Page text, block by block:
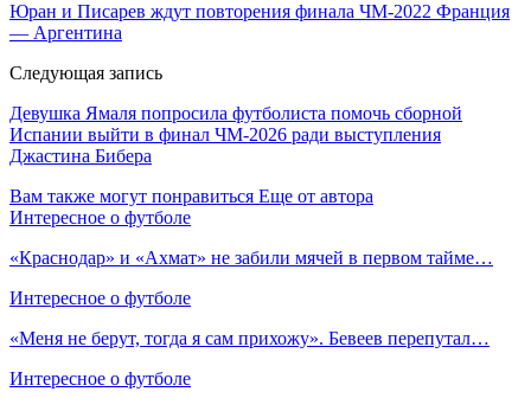
Юран и Писарев ждут повторения финала ЧМ‑2022 Франция
— Аргентина
Следующая запись
Девушка Ямаля попросила футболиста помочь сборной
Испании выйти в финал ЧМ‑2026 ради выступления
Джастина Бибера
Вам также могут понравиться Еще от автора
Интересное о футболе
«Краснодар» и «Ахмат» не забили мячей в первом тайме…
Интересное о футболе
«Меня не берут, тогда я сам прихожу». Бевеев перепутал…
Интересное о футболе